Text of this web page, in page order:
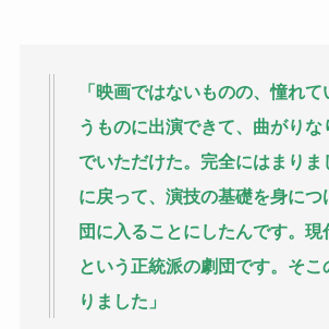
「映画ではないものの、憧れ
うものに出演できて、曲がりな
でいただけた。完全にはまりま
に戻って、演技の基礎を身につ
団に入ることにしたんです。現
という正統派の劇団です。そこ
りました」